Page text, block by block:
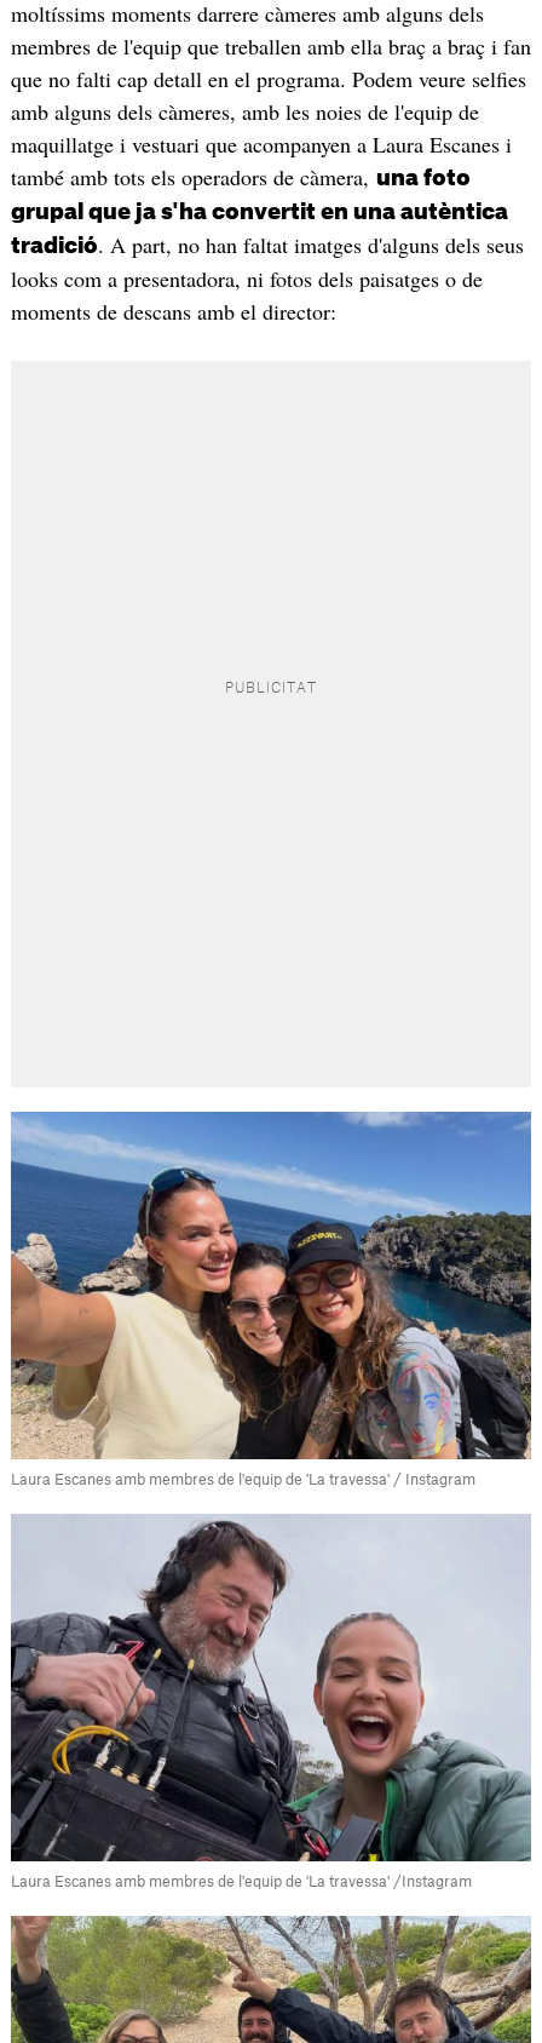
moltíssims moments darrere càmeres amb alguns dels
membres de l'equip que treballen amb ella braç a braç i fan
que no falti cap detall en el programa. Podem veure selfies
amb alguns dels càmeres, amb les noies de l'equip de
maquillatge i vestuari que acompanyen a Laura Escanes i
també amb tots els operadors de càmera, una foto
grupal que ja s'ha convertit en una autèntica
tradició. A part, no han faltat imatges d'alguns dels seus
looks com a presentadora, ni fotos dels paisatges o de
moments de descans amb el director:
Laura Escanes amb membres de l'equip de 'La travessa' / Instagram
Laura Escanes amb membres de l'equip de 'La travessa' /Instagram